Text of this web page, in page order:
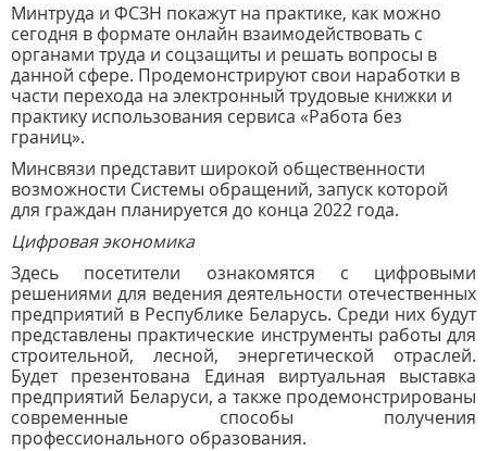
Минтруда и ФСЗН покажут на практике, как можно
сегодня в формате онлайн взаимодействовать с
органами труда и соцзащиты и решать вопросы в
данной сфере. Продемонстрируют свои наработки в
части перехода на электронный трудовые книжки и
практику использования сервиса «Работа без
границ».
Минсвязи представит широкой общественности
возможности Системы обращений, запуск которой
для граждан планируется до конца 2022 года.
Цифровая экономика
Здесь посетители ознакомятся с цифровыми
решениями для ведения деятельности отечественных
предприятий в Республике Беларусь. Среди них будут
представлены практические инструменты работы для
строительной, лесной, энергетической отраслей.
Будет презентована Единая виртуальная выставка
предприятий Беларуси, а также продемонстрированы
современные способы получения
профессионального образования.